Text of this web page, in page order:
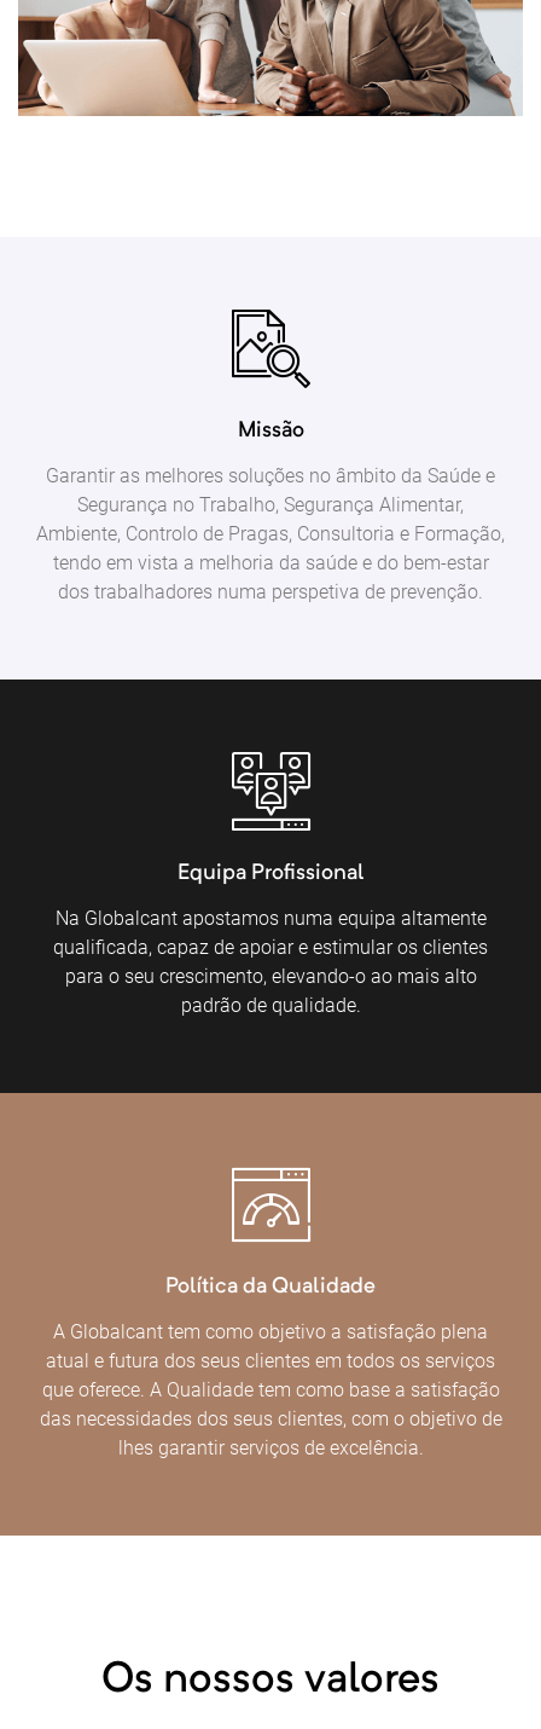
Missão
Garantir as melhores soluções no âmbito da Saúde e
Segurança no Trabalho, Segurança Alimentar,
Ambiente, Controlo de Pragas, Consultoria e Formação,
tendo em vista a melhoria da saúde e do bem-estar
dos trabalhadores numa perspetiva de prevenção.
Equipa Profissional
Na Globalcant apostamos numa equipa altamente
qualificada, capaz de apoiar e estimular os clientes
para o seu crescimento, elevando-o ao mais alto
padrão de qualidade.
Política da Qualidade
A Globalcant tem como objetivo a satisfação plena
atual e futura dos seus clientes em todos os serviços
que oferece. A Qualidade tem como base a satisfação
das necessidades dos seus clientes, com o objetivo de
lhes garantir serviços de excelência.
Os nossos valores